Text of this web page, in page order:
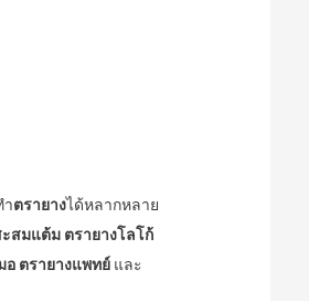
ำตรายางได้หลากหลาย
สมแต้ม ตรายางโลโก้
อ ตรายางแพทย์ และ